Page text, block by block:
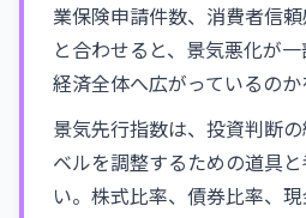
業保険申請件数、消費者信
と合わせると、景気悪化が一
経済全体へ広がっているのか
景気先行指数は、投資判断
ベルを調整するための道具
い。株式比率、債券比率、